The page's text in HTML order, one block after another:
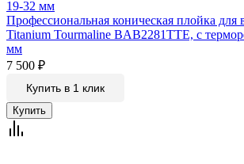
Профессиональная коническая плойка для
Titanium Tourmaline BAB2281TTE, с
мм
7 500 ₽
Купить в 1 клик